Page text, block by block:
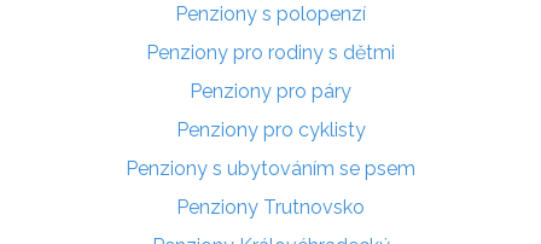
Penziony s polopenzí
Penziony pro rodiny s dětmi
Penziony pro páry
Penziony pro cyklisty
Penziony s ubytováním se psem
Penziony Trutnovsko